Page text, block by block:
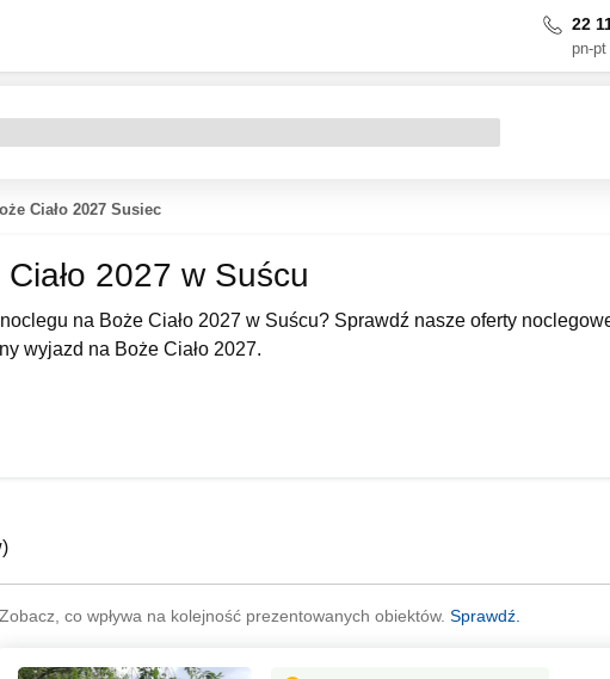
22
pn-
Ciało 2027 Susiec
2027 w Suścu
na Boże Ciało 2027 w Suścu? Sprawdź nasze oferty
wyjazd na Boże Ciało 2027.
)
Zobacz, co wpływa na kolejność prezentowanych obiektów. Sprawdź.